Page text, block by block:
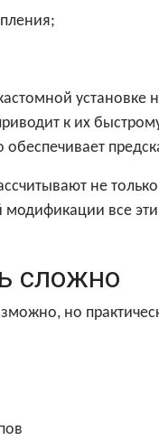
установке
к их
не
модификации все
сложно
но